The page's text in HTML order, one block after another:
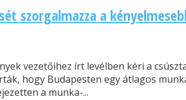
szorgalmazza a
vezetőihez írt levélben kéri a
hogy Budapesten egy átlagos
a munka-...